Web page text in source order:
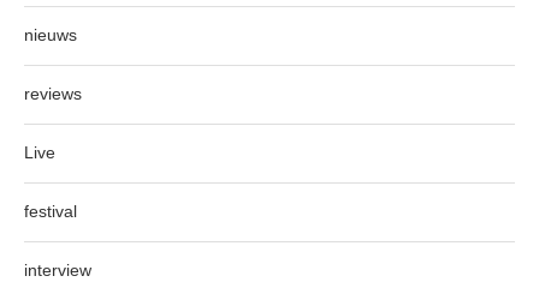
nieuws
reviews
Live
festival
interview